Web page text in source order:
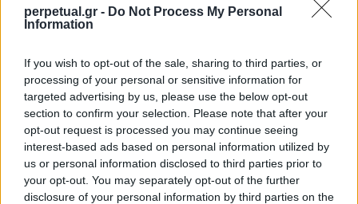
perpetual.gr - Do Not Process My Personal
Information
If you wish to opt-out of the sale, sharing to third parties, or
processing of your personal or sensitive information for
targeted advertising by us, please use the below opt-out
section to confirm your selection. Please note that after your
opt-out request is processed you may continue seeing
interest-based ads based on personal information utilized by
us or personal information disclosed to third parties prior to
your opt-out. You may separately opt-out of the further
disclosure of your personal information by third parties on the
Τα Aviator της Ray-Ban κατασκευάστηκαν αρχικά
για τους πιλότους μαχητικών αεροσκαφών, με
σκοπό να μπλοκάρουν το φως του ήλιου,
βοηθώντας τους να μην χάνουν την οπτική επαφή
με τον πίνακα των οργάνων του αεροσκάφους.